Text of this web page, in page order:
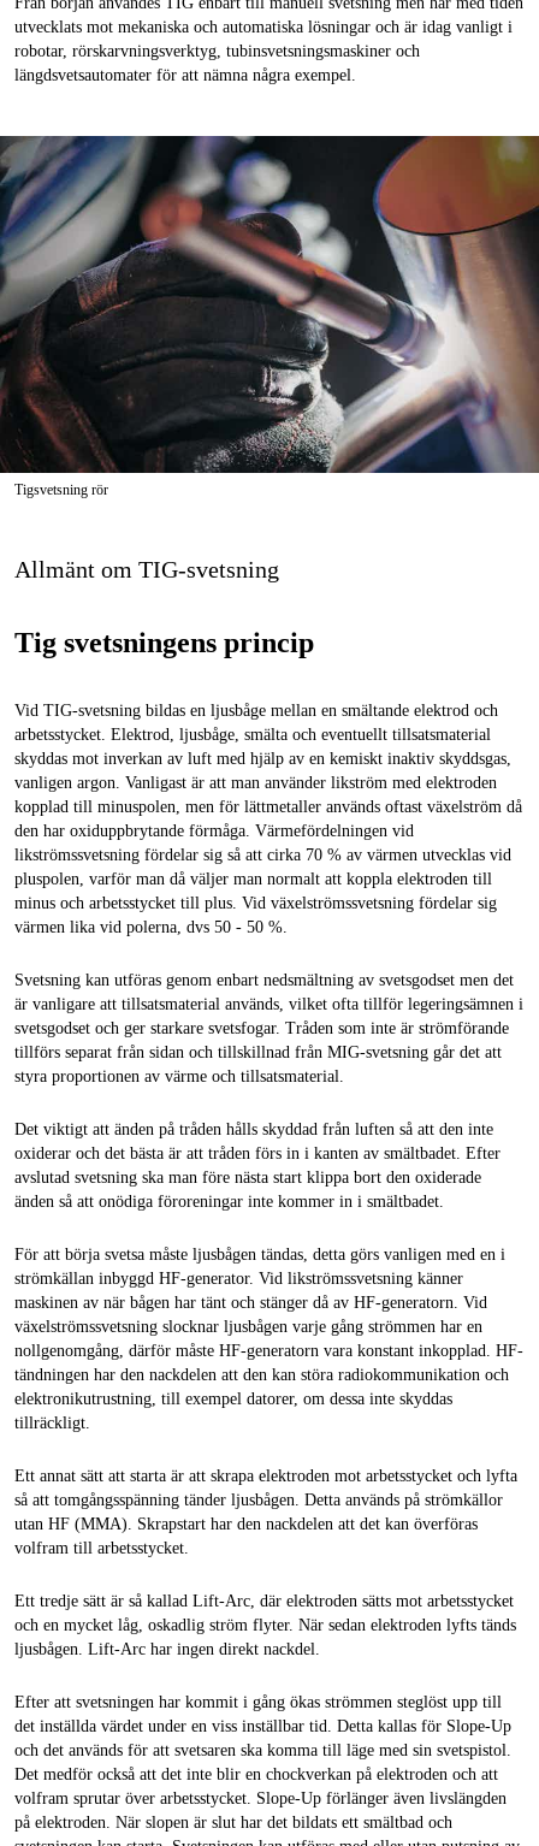
utvecklats mot mekaniska och automatiska lösningar och är idag vanligt i
robotar, rörskarvningsverktyg, tubinsvetsningsmaskiner och
längdsvetsautomater för att nämna några exempel.
Tigsvetsning rör
Allmänt om TIG-svetsning
Tig svetsningens princip
Vid TIG-svetsning bildas en ljusbåge mellan en smältande elektrod och
arbetsstycket. Elektrod, ljusbåge, smälta och eventuellt tillsatsmaterial
skyddas mot inverkan av luft med hjälp av en kemiskt inaktiv skyddsgas,
vanligen argon. Vanligast är att man använder likström med elektroden
kopplad till minuspolen, men för lättmetaller används oftast växelström då
den har oxiduppbrytande förmåga. Värmefördelningen vid
likströmssvetsning fördelar sig så att cirka 70 % av värmen utvecklas vid
pluspolen, varför man då väljer man normalt att koppla elektroden till
minus och arbetsstycket till plus. Vid växelströmssvetsning fördelar sig
värmen lika vid polerna, dvs 50 - 50 %.
Svetsning kan utföras genom enbart nedsmältning av svetsgodset men det
är vanligare att tillsatsmaterial används, vilket ofta tillför legeringsämnen i
svetsgodset och ger starkare svetsfogar. Tråden som inte är strömförande
tillförs separat från sidan och tillskillnad från MIG-svetsning går det att
styra proportionen av värme och tillsatsmaterial.
Det viktigt att änden på tråden hålls skyddad från luften så att den inte
oxiderar och det bästa är att tråden förs in i kanten av smältbadet. Efter
avslutad svetsning ska man före nästa start klippa bort den oxiderade
änden så att onödiga föroreningar inte kommer in i smältbadet.
För att börja svetsa måste ljusbågen tändas, detta görs vanligen med en i
strömkällan inbyggd HF-generator. Vid likströmssvetsning känner
maskinen av när bågen har tänt och stänger då av HF-generatorn. Vid
växelströmssvetsning slocknar ljusbågen varje gång strömmen har en
nollgenomgång, därför måste HF-generatorn vara konstant inkopplad. HF-
tändningen har den nackdelen att den kan störa radiokommunikation och
elektronikutrustning, till exempel datorer, om dessa inte skyddas
tillräckligt.
Ett annat sätt att starta är att skrapa elektroden mot arbetsstycket och lyfta
så att tomgångsspänning tänder ljusbågen. Detta används på strömkällor
utan HF (MMA). Skrapstart har den nackdelen att det kan överföras
volfram till arbetsstycket.
Ett tredje sätt är så kallad Lift-Arc, där elektroden sätts mot arbetsstycket
och en mycket låg, oskadlig ström flyter. När sedan elektroden lyfts tänds
ljusbågen. Lift-Arc har ingen direkt nackdel.
Efter att svetsningen har kommit i gång ökas strömmen steglöst upp till
det inställda värdet under en viss inställbar tid. Detta kallas för Slope-Up
och det används för att svetsaren ska komma till läge med sin svetspistol.
Det medför också att det inte blir en chockverkan på elektroden och att
volfram sprutar över arbetsstycket. Slope-Up förlänger även livslängden
på elektroden. När slopen är slut har det bildats ett smältbad och